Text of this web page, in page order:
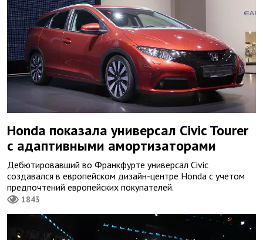
Honda показала универсал Civic Tourer
с адаптивными амортизаторами
Дебютировавший во Франкфурте универсал Civic
создавался в европейском дизайн-центре Honda с учетом
предпочтений европейских покупателей.
1843